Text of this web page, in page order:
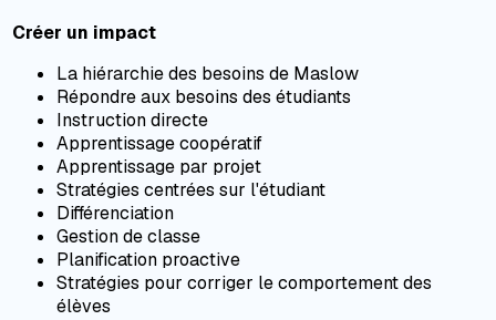
Créer un impact
La hiérarchie des besoins de Maslow
Répondre aux besoins des étudiants
Instruction directe
Apprentissage coopératif
Apprentissage par projet
Stratégies centrées sur l'étudiant
Différenciation
Gestion de classe
Planification proactive
Stratégies pour corriger le comportement des
élèves